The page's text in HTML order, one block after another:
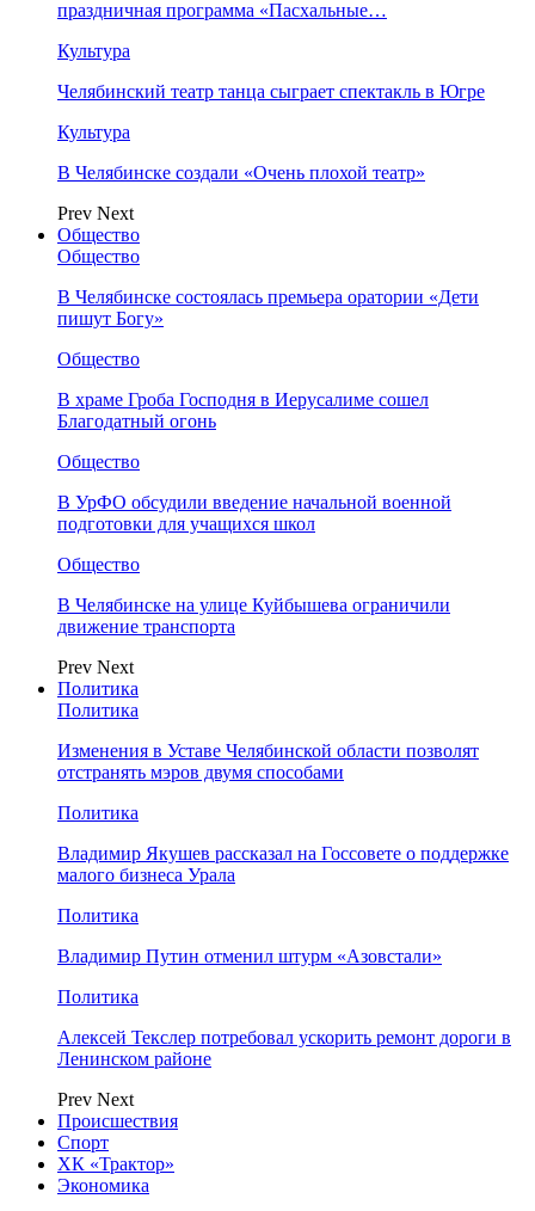
праздничная программа «Пасхальные…
Культура
Челябинский театр танца сыграет спектакль в Югре
Культура
В Челябинске создали «Очень плохой театр»
Prev Next
Общество
Общество
В Челябинске состоялась премьера оратории «Дети
пишут Богу»
Общество
В храме Гроба Господня в Иерусалиме сошел
Благодатный огонь
Общество
В УрФО обсудили введение начальной военной
подготовки для учащихся школ
Общество
В Челябинске на улице Куйбышева ограничили
движение транспорта
Prev Next
Политика
Политика
Изменения в Уставе Челябинской области позволят
отстранять мэров двумя способами
Политика
Владимир Якушев рассказал на Госсовете о поддержке
малого бизнеса Урала
Политика
Владимир Путин отменил штурм «Азовстали»
Политика
Алексей Текслер потребовал ускорить ремонт дороги в
Ленинском районе
Prev Next
Происшествия
Спорт
ХК «Трактор»
Экономика